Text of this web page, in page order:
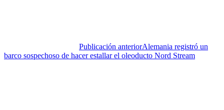
Publicación anteriorAlemania registró un
barco sospechoso de hacer estallar el oleoducto Nord Stream